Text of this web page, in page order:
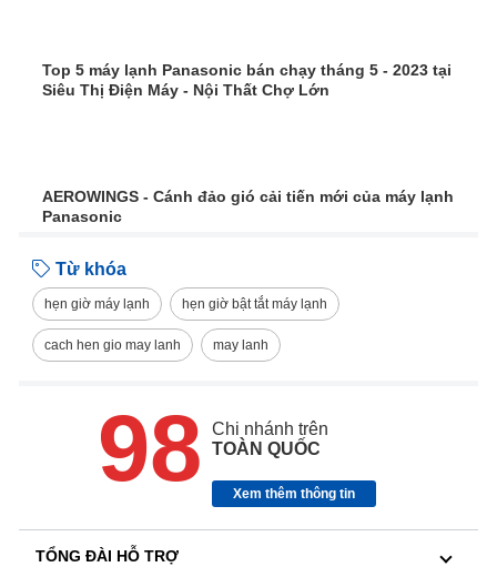
Top 5 máy lạnh Panasonic bán chạy tháng 5 - 2023 tại
Siêu Thị Điện Máy - Nội Thất Chợ Lớn
AEROWINGS - Cánh đảo gió cải tiến mới của máy lạnh
Panasonic
Từ khóa
hẹn giờ máy lạnh hẹn giờ bật tắt máy lạnh
cach hen gio may lanh may lanh
98
Chi nhánh trên
TOÀN QUỐC
Xem thêm thông tin
TỔNG ĐÀI HỖ TRỢ